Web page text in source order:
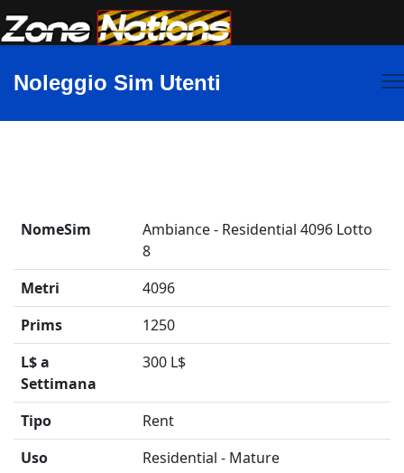
Noleggio Sim Utenti
NomeSim
Ambiance - Residential 4096 Lotto
8
Metri
4096
Prims
1250
L$ a
Settimana
300 L$
Tipo
Rent
Uso
Residential - Mature